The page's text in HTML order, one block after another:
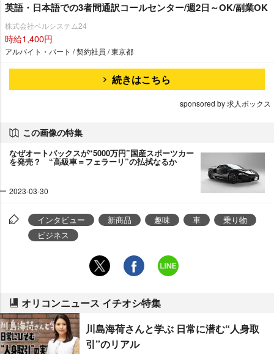
英語・日本語での3者間通訳コールセンター/週2日～OK/副業OK
株式会社ベルシステム24
時給1,400円
アルバイト・パート / 契約社員 / 東京都
続きはこちら
sponsored by 求人ボックス
この画像の特集
なぜオートバックスが“5000万円”国産スポーツカー
を発売？ “高級車＝フェラーリ”の払拭なるか
2023-03-30
インタビュー 新商品 趣味 車
乗り物
ビジネス
オリコンニュース イチオシ特集
川島海荷さんと学ぶ 日常に潜む“人身取
引”のリアル